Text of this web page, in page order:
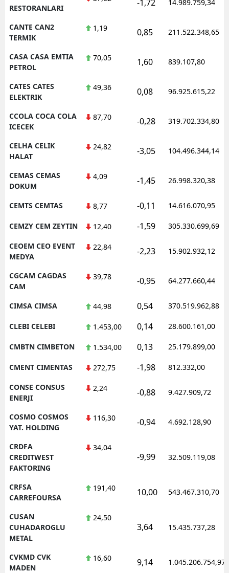
RESTORANLARI
-1,72 14.989.759,34
CANTE CAN2
TERMIK
1,19 0,85 211.522.348,65
CASA CASA EMTIA
PETROL
70,05 1,60 839.107,80
CATES CATES
ELEKTRIK
49,36 0,08 96.925.615,22
CCOLA COCA COLA
ICECEK
87,70 -0,28 319.702.334,80
CELHA CELIK
HALAT
24,82 -3,05 104.496.344,14
CEMAS CEMAS
DOKUM
4,09 -1,45 26.998.320,38
CEMTS CEMTAS 8,77 -0,11 14.616.070,95
CEMZY CEM ZEYTIN 12,40 -1,59 305.330.699,69
CEOEM CEO EVENT
MEDYA
22,84 -2,23 15.902.932,12
CGCAM CAGDAS
CAM
39,78 -0,95 64.277.660,44
CIMSA CIMSA 44,98 0,54 370.519.962,88
CLEBI CELEBI 1.453,00 0,14 28.600.161,00
CMBTN CIMBETON 1.534,00 0,13 25.179.899,00
CMENT CIMENTAS 272,75 -1,98 812.332,00
CONSE CONSUS
ENERJI
2,24 -0,88 9.427.909,72
COSMO COSMOS
YAT. HOLDING
116,30 -0,94 4.692.128,90
CRDFA
CREDITWEST
FAKTORING
34,04
-9,99 32.509.119,08
CRFSA
CARREFOURSA
191,40 10,00 543.467.310,70
CUSAN
CUHADAROGLU
METAL
24,50
3,64 15.435.737,28
CVKMD CVK
MADEN
16,60 9,14 1.045.206.754,97